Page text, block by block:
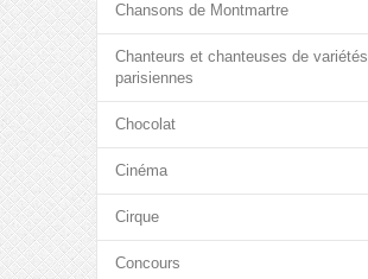
Chansons de Montmartre
Chanteurs et chanteuses de variétés
parisiennes
Chocolat
Cinéma
Cirque
Concours